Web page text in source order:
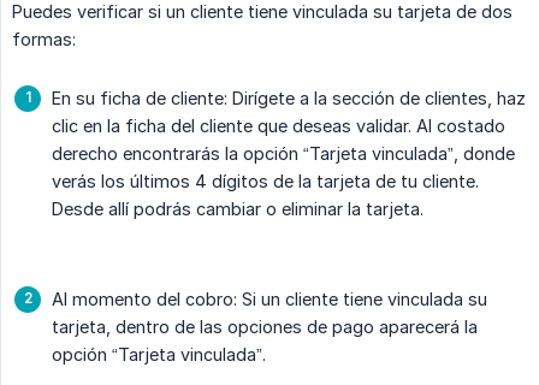
Puedes verificar si un cliente tiene vinculada su tarjeta de dos
formas:
En su ficha de cliente: Dirígete a la sección de clientes, haz
clic en la ficha del cliente que deseas validar. Al costado
derecho encontrarás la opción “Tarjeta vinculada”, donde
verás los últimos 4 dígitos de la tarjeta de tu cliente.
Desde allí podrás cambiar o eliminar la tarjeta.
Al momento del cobro: Si un cliente tiene vinculada su
tarjeta, dentro de las opciones de pago aparecerá la
opción “Tarjeta vinculada”.